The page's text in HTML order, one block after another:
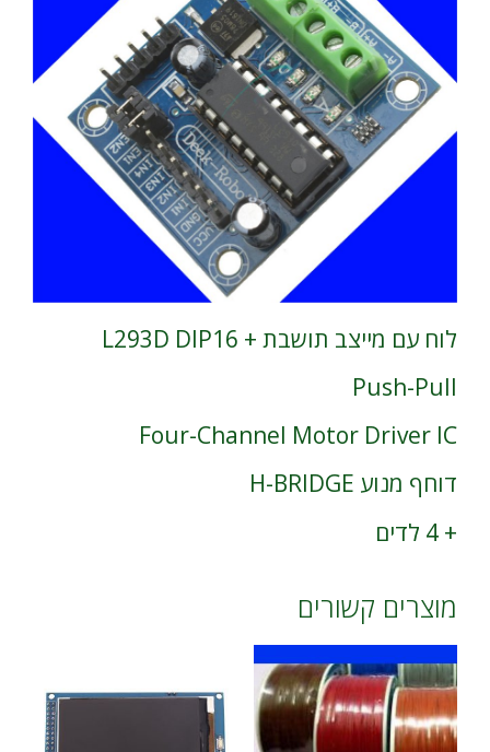
לוח עם מייצב תושבת + L293D DIP16
Push-Pull
Four-Channel Motor Driver IC
דוחף מנוע H-BRIDGE
+ 4 לדים
מוצרים קשורים